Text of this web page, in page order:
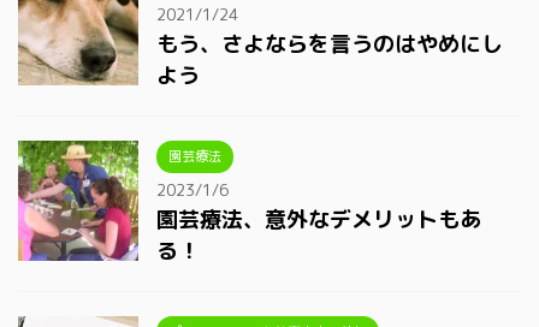
2021/1/24
もう、さよならを言うのはやめにし
よう
園芸療法
2023/1/6
園芸療法、意外なデメリットもあ
る！